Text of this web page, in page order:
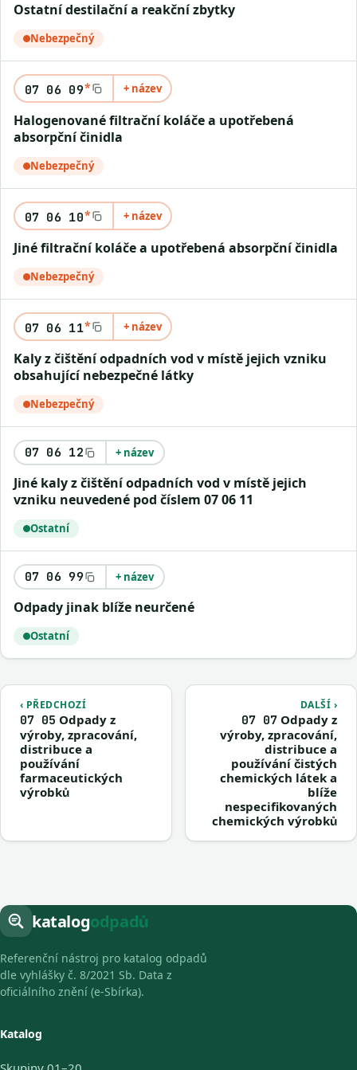
Ostatní destilační a reakční zbytky
Nebezpečný
07 06 09* + název
Halogenované filtrační koláče a upotřebená
absorpční činidla
Nebezpečný
07 06 10* + název
Jiné filtrační koláče a upotřebená absorpční činidla
Nebezpečný
07 06 11* + název
Kaly z čištění odpadních vod v místě jejich vzniku
obsahující nebezpečné látky
Nebezpečný
07 06 12 + název
Jiné kaly z čištění odpadních vod v místě jejich
vzniku neuvedené pod číslem 07 06 11
Ostatní
07 06 99 + název
Odpady jinak blíže neurčené
Ostatní
‹ PŘEDCHOZÍ
07 05 Odpady z
výroby, zpracování,
distribuce a
používání
farmaceutických
výrobků
DALŠÍ ›
07 07 Odpady z
výroby, zpracování,
distribuce a
používání čistých
chemických látek a
blíže
nespecifikovaných
chemických výrobků
katalogodpadů
Referenční nástroj pro katalog odpadů
dle vyhlášky č. 8/2021 Sb. Data z
oficiálního znění (e-Sbírka).
Katalog